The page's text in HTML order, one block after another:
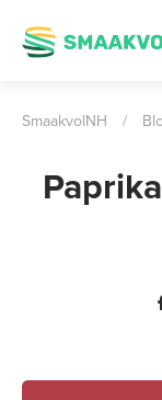
SmaakvolNH /